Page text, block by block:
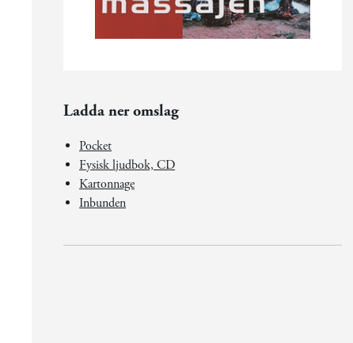
Ladda ner omslag
Pocket
Fysisk ljudbok, CD
Kartonnage
Inbunden